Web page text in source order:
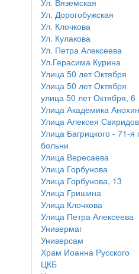
Ул. Вяземская
Ул. Дорогобужская
Ул. Клочкова
Ул. Кулакова
Ул. Петра Алексеева
Ул.Герасима Курина
Улица 50 лет Октября
Улица 50 лет Октября
улица 50 лет Октября, 6
Улица Академика
Улица Алексея
Улица Багрицкого - 71-я
больни
Улица Вересаева
Улица Горбунова
Улица Горбунова, 13
Улица Гришина
Улица Клочкова
Улица Петра Алексеева
Универмаг
Универсам
Храм Иоанна Русского
ЦКБ